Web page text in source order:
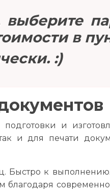
в
:)
и
и для печати
Быстро к